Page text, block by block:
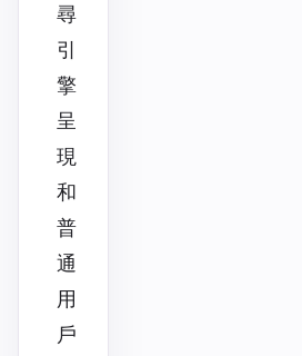
尋
引
擎
呈
現
和
普
通
用
戶